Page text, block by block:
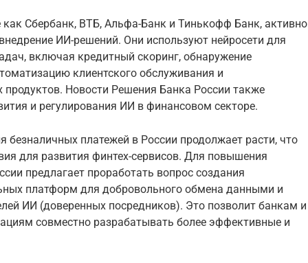
как Сбербанк, ВТБ, Альфа-Банк и Тинькофф Банк, активно
ИИ-решений. Они используют нейросети для
включая кредитный скоринг, обнаружение
клиентского обслуживания и
Новости Решения Банка России также
и регулирования ИИ в финансовом секторе.
платежей в России продолжает расти, что
для развития финтех-сервисов. Для повышения
предлагает проработать вопрос создания
платформ для добровольного обмена данными и
ИИ (доверенных посредников). Это позволит банкам и
совместно разрабатывать более эффективные и